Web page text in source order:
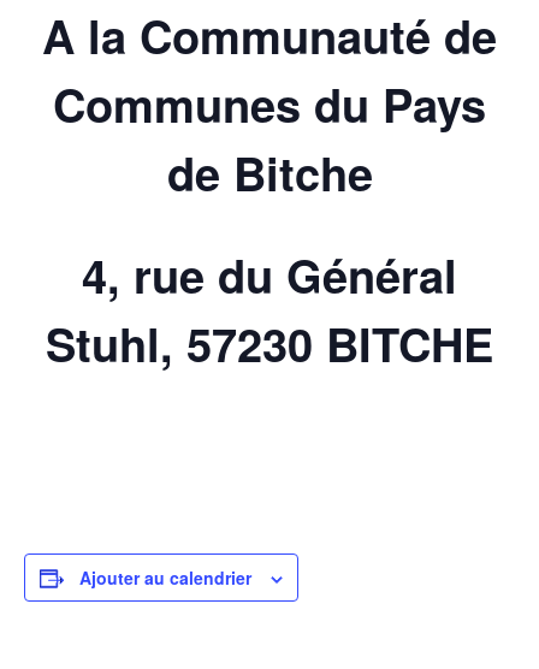
A la Communauté de
Communes du Pays
de Bitche
4, rue du Général
Stuhl, 57230 BITCHE
Ajouter au calendrier